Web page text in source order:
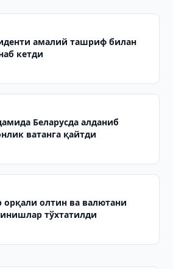
амалий ташриф билан
кетди
Беларусда алданиб
ватанга қайтди
орқали олтин ва валютани
тўхтатилди